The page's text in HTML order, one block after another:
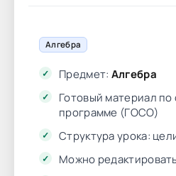
Алгебра
Предмет: Алгебра
Готовый материал
программе (ГОСО)
Структура урока:
Можно